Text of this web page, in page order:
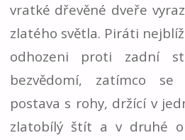
vratké dřevěné dveře
zlatého světla. Piráti
odhozeni proti zadní
bezvědomí, zatímco se
postava s rohy, držící v
zlatobílý štít a v druhé